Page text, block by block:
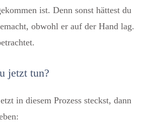
ist. Denn sonst hättest du
obwohl er auf der Hand lag.
jetzt tun?
in diesem Prozess steckst, dann